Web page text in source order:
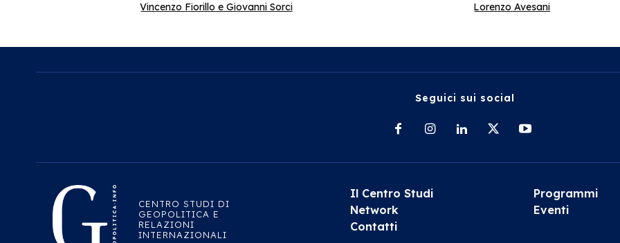
Vincenzo Fiorillo e Giovanni Sorci Lorenzo Avesani
Seguici sui social
CENTRO STUDI DI
GEOPOLITICA E
RELAZIONI
INTERNAZIONALI
Il Centro Studi
Network
Contatti
Programmi
Eventi